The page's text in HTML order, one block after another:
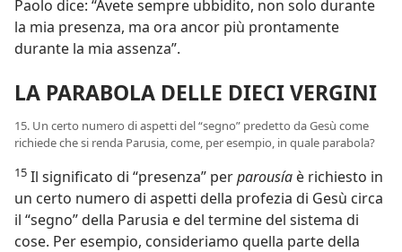
Paolo dice: “Avete sempre ubbidito, non solo durante
la mia presenza, ma ora ancor più prontamente
durante la mia assenza”.
LA PARABOLA DELLE DIECI VERGINI
15. Un certo numero di aspetti del “segno” predetto da Gesù come
richiede che si renda Parusia, come, per esempio, in quale parabola?
15 Il significato di “presenza” perparousía è richiesto in
un certo numero di aspetti della profezia di Gesù circa
il “segno” della Parusia e del termine del sistema di
cose. Per esempio, consideriamo quella parte della